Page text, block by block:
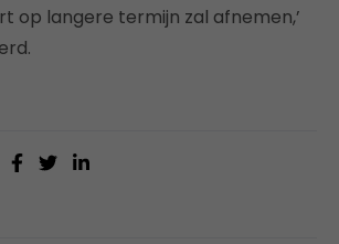
op langere termijn zal afnemen,’